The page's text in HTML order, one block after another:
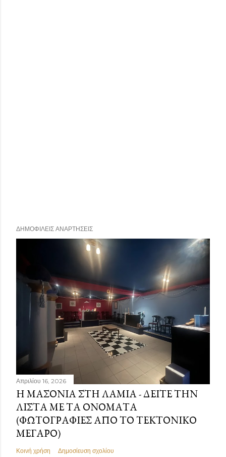
ΔΗΜΟΦΙΛΕΊΣ ΑΝΑΡΤΉΣΕΙΣ
Απριλίου 16, 2026
Η ΜΑΣΟΝΊΑ ΣΤΗ ΛΑΜΊΑ - ΔΕΊΤΕ ΤΗΝ
ΛΊΣΤΑ ΜΕ ΤΑ ΟΝΌΜΑΤΑ
(ΦΩΤΟΓΡΑΦΊΕΣ ΑΠΌ ΤΟ ΤΕΚΤΟΝΙΚΌ
ΜΈΓΑΡΟ)
Κοινή χρήση Δημοσίευση σχολίου